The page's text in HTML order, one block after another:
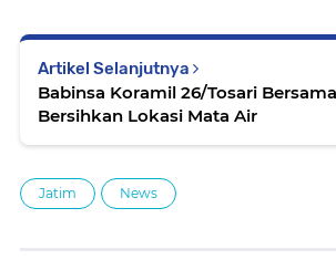
Artikel Selanjutnya
Babinsa Koramil 26/Tosari
Bersihkan Lokasi Mata Air
Jatim News